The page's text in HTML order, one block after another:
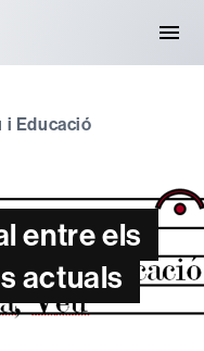
i Educació
entre els
actuals